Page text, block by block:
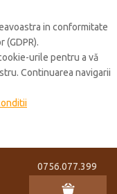
in conformitate
urile pentru a vă
Continuarea navigarii
0756.077.399